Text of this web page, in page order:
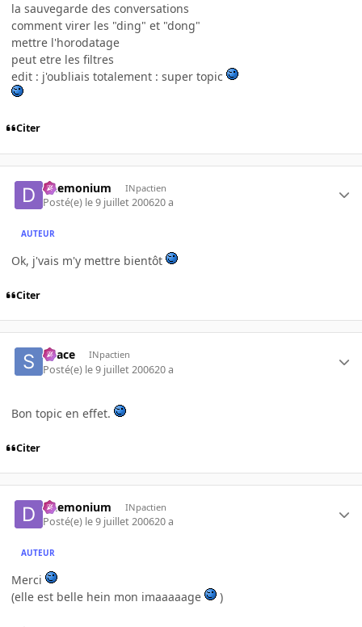
la sauvegarde des conversations
comment virer les "ding" et "dong"
mettre l'horodatage
peut etre les filtres
edit : j'oubliais totalement : super topic
Citer
Daemonium INpactien
Posté(e) le 9 juillet 200620 a
AUTEUR
Ok, j'vais m'y mettre bientôt
Citer
Space INpactien
Posté(e) le 9 juillet 200620 a
Bon topic en effet.
Citer
Daemonium INpactien
Posté(e) le 9 juillet 200620 a
AUTEUR
Merci
(elle est belle hein mon imaaaaage
)